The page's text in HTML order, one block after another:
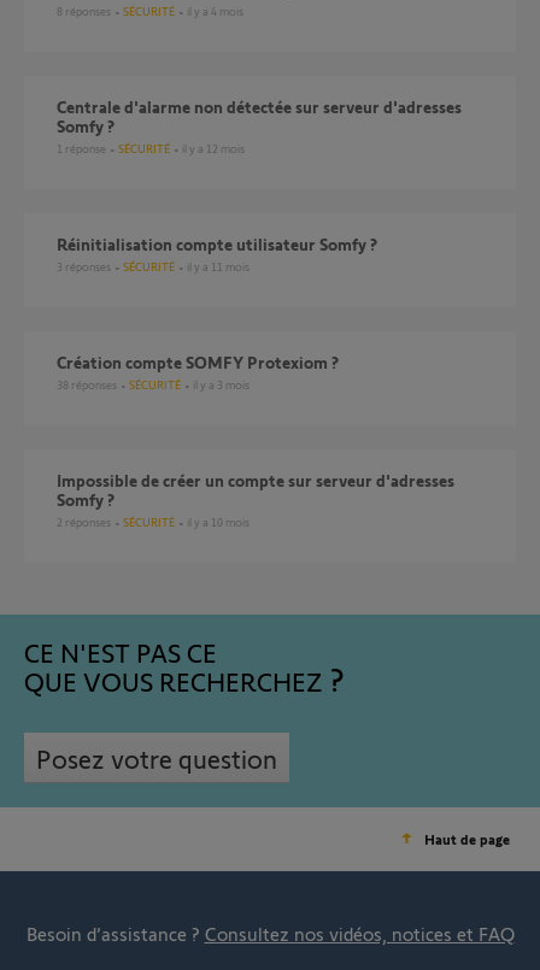
8 réponses SÉCURITÉ il y a 4 mois
Centrale d'alarme non détectée sur serveur d'adresses
Somfy ?
1 réponse SÉCURITÉ il y a 12 mois
Réinitialisation compte utilisateur Somfy ?
3 réponses SÉCURITÉ il y a 11 mois
création compte SOMFY Protexiom ?
38 réponses SÉCURITÉ il y a 3 mois
Impossible de créer un compte sur serveur d'adresses
Somfy ?
2 réponses SÉCURITÉ il y a 10 mois
CE N'EST PAS CE
QUE VOUS RECHERCHEZ
Posez votre question
Haut de page
Besoin d’assistance ? Consultez nos vidéos, notices et FAQ